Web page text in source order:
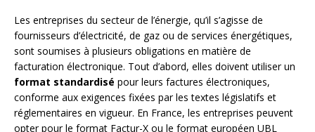
Les entreprises du secteur de l’énergie, qu’il s’agisse de
fournisseurs d’électricité, de gaz ou de services énergétiques,
sont soumises à plusieurs obligations en matière de
facturation électronique. Tout d’abord, elles doivent utiliser un
format standardisé pour leurs factures électroniques,
conforme aux exigences fixées par les textes législatifs et
réglementaires en vigueur. En France, les entreprises peuvent
opter pour le format Factur-X ou le format européen UBL